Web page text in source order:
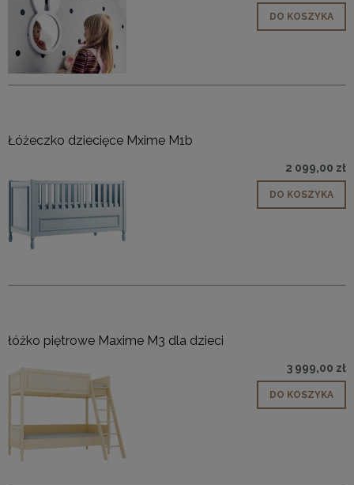
DO KOSZYKA
Łóżeczko dziecięce Mxime M1b
2 099,00 zł
DO KOSZYKA
łóżko piętrowe Maxime M3 dla dzieci
3 999,00 zł
DO KOSZYKA